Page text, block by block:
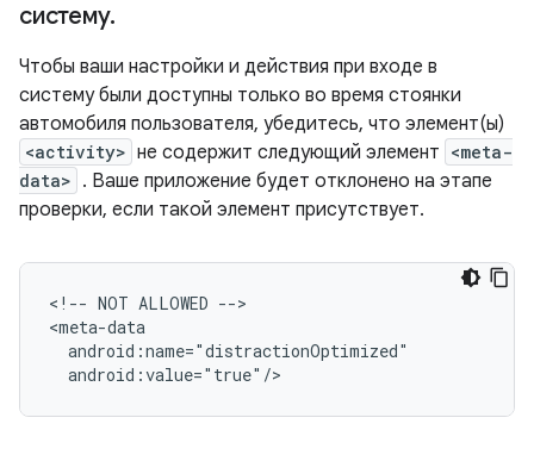
систему.
Чтобы ваши настройки и действия при входе в
систему были доступны только во время стоянки
автомобиля пользователя, убедитесь, что элемент(ы)
<activity> не содержит следующий элемент <meta-
data> . Ваше приложение будет отклонено на этапе
проверки, если такой элемент присутствует.
<!-- NOT ALLOWED -->